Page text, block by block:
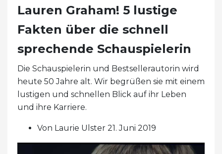
Lauren Graham! 5 lustige
Fakten über die schnell
sprechende Schauspielerin
Die Schauspielerin und Bestsellerautorin wird
heute 50 Jahre alt. Wir begrüßen sie mit einem
lustigen und schnellen Blick auf ihr Leben
und ihre Karriere.
Von Laurie Ulster 21. Juni 2019